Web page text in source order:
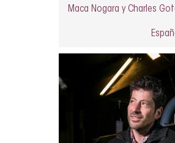
Maca Nogara y Charles